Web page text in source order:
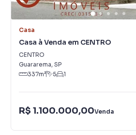
Casa
Casa à Venda em CENTRO
CENTRO
Guararema, SP
337m² 5 1
R$ 1.100.000,00Venda